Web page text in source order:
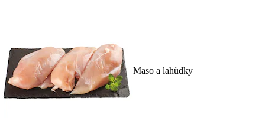
Maso a lahůdky